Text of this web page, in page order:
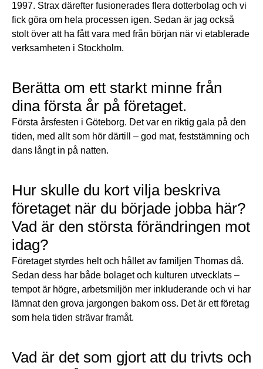
1997. Strax därefter fusionerades flera dotterbolag och vi
fick göra om hela processen igen. Sedan är jag också
stolt över att ha fått vara med från början när vi etablerade
verksamheten i Stockholm.
Berätta om ett starkt minne från
dina första år på företaget.
Första årsfesten i Göteborg. Det var en riktig gala på den
tiden, med allt som hör därtill – god mat, feststämning och
dans långt in på natten.
Hur skulle du kort vilja beskriva
företaget när du började jobba här?
Vad är den största förändringen mot
idag?
Företaget styrdes helt och hållet av familjen Thomas då.
Sedan dess har både bolaget och kulturen utvecklats –
tempot är högre, arbetsmiljön mer inkluderande och vi har
lämnat den grova jargongen bakom oss. Det är ett företag
som hela tiden strävar framåt.
Vad är det som gjort att du trivts och